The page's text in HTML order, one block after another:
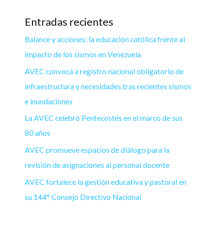
Entradas recientes
Balance y acciones: la educación católica frente al
impacto de los sismos en Venezuela
AVEC convoca a registro nacional obligatorio de
infraestructura y necesidades tras recientes sismos
e inundaciones
La AVEC celebró Pentecostés en el marco de sus
80 años
AVEC promueve espacios de diálogo para la
revisión de asignaciones al personal docente
AVEC fortalece la gestión educativa y pastoral en
su 144° Consejo Directivo Nacional